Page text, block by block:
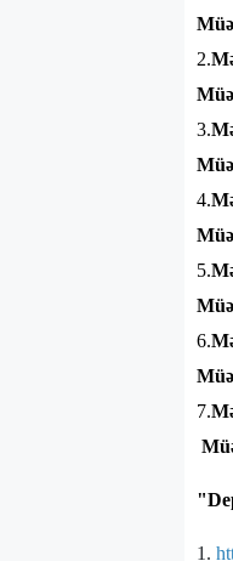
2.
3.
4.
5.
6.
7.
1.